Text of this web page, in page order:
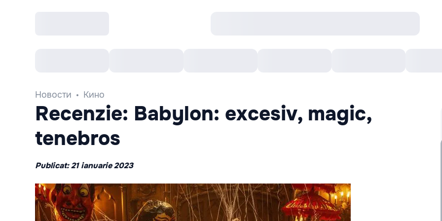
Новости Кино
Recenzie: Babylon: excesiv, magic,
tenebros
Publicat: 21 ianuarie 2023